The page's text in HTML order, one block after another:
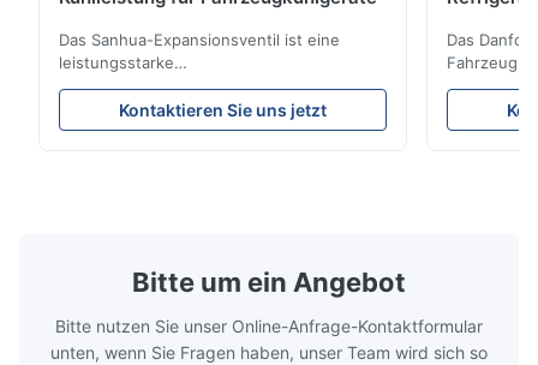
Das Sanhua-Expansionsventil ist eine
leistungsstarke
Kühlsteuerungskomponente, die für LKW-
Kühleinheiten, Kühltransporter und
Kühlkettentransportsysteme entwickelt
Kontaktieren Sie uns jetzt
Das
eine
Bitte um ein Angebot
Bitte nutzen Sie unser Online-Anfrage-Kontaktformular
unten, wenn Sie Fragen haben, unser Team wird sich so